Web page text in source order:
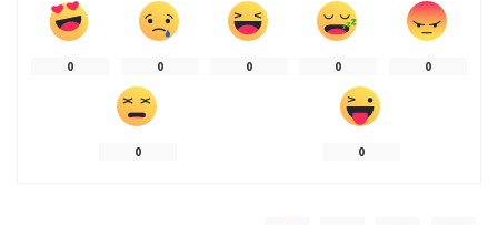
0 0 0 0 0
0 0